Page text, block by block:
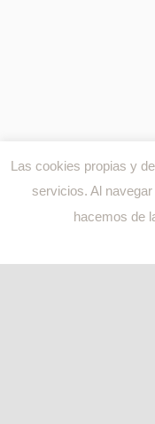
Las cookies propias y
servicios. Al
hacemos de